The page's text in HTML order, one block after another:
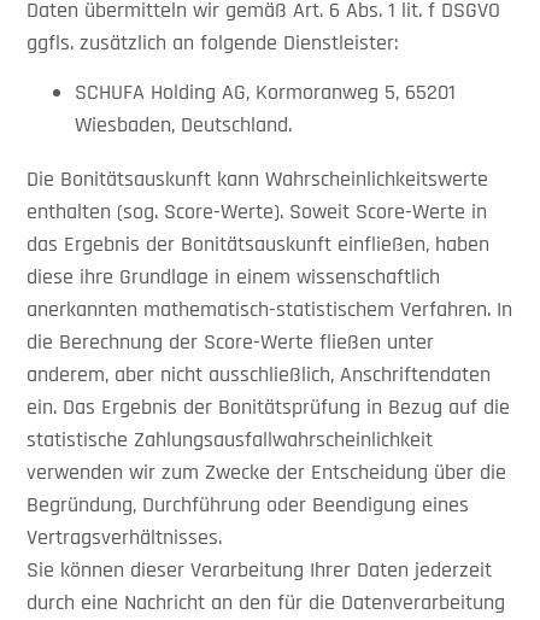
Daten übermitteln wir gemäß Art. 6 Abs. 1 lit. f DSGVO
ggfls. zusätzlich an folgende Dienstleister:
SCHUFA Holding AG, Kormoranweg 5, 65201
Wiesbaden, Deutschland.
Die Bonitätsauskunft kann Wahrscheinlichkeitswerte
enthalten (sog. Score-Werte). Soweit Score-Werte in
das Ergebnis der Bonitätsauskunft einfließen, haben
diese ihre Grundlage in einem wissenschaftlich
anerkannten mathematisch-statistischem Verfahren. In
die Berechnung der Score-Werte fließen unter
anderem, aber nicht ausschließlich, Anschriftendaten
ein. Das Ergebnis der Bonitätsprüfung in Bezug auf die
statistische Zahlungsausfallwahrscheinlichkeit
verwenden wir zum Zwecke der Entscheidung über die
Begründung, Durchführung oder Beendigung eines
Vertragsverhältnisses.
Sie können dieser Verarbeitung Ihrer Daten jederzeit
durch eine Nachricht an den für die Datenverarbeitung